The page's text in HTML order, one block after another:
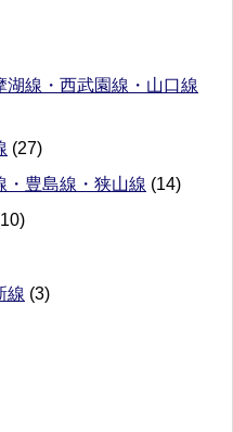
湖線・西武園線・山口線
(27)
・豊島線・狭山線 (14)
線 (3)